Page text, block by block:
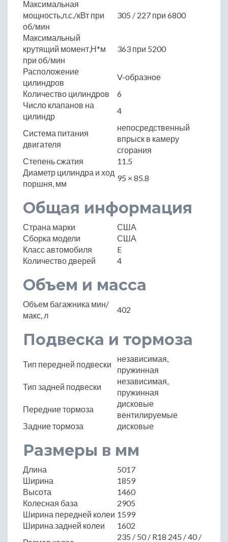
Максимальная
мощность,л.с./кВт при
об/мин
305 / 227 при 6800
Максимальный
крутящий момент,Н*м
при об/мин
363 при 5200
Расположение
цилиндров
V-образное
Количество цилиндров
6
Число клапанов на
цилиндр
4
Система питания
двигателя
непосредственный
впрыск в камеру
сгорания
Степень сжатия
11.5
Диаметр цилиндра и ход
поршня, мм
95 × 85.8
Общая информация
Страна марки
США
Сборка модели
США
Класс автомобиля
E
Количество дверей
4
Объем и масса
Объем багажника мин/
макс, л
402
Подвеска и тормоза
Тип передней подвески
независимая,
пружинная
Тип задней подвески
независимая,
пружинная
Передние тормоза
дисковые
вентилируемые
Задние тормоза
дисковые
Размеры в мм
Длина
5017
Ширина
1859
Высота
1460
Колесная база
2905
Ширина передней колеи 1599
Ширина задней колеи
1602
235 / 50 / R18 245 / 40 /